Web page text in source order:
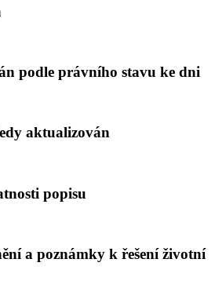
podle právního stavu ke dni
aktualizován
popisu
a poznámky k řešení životní